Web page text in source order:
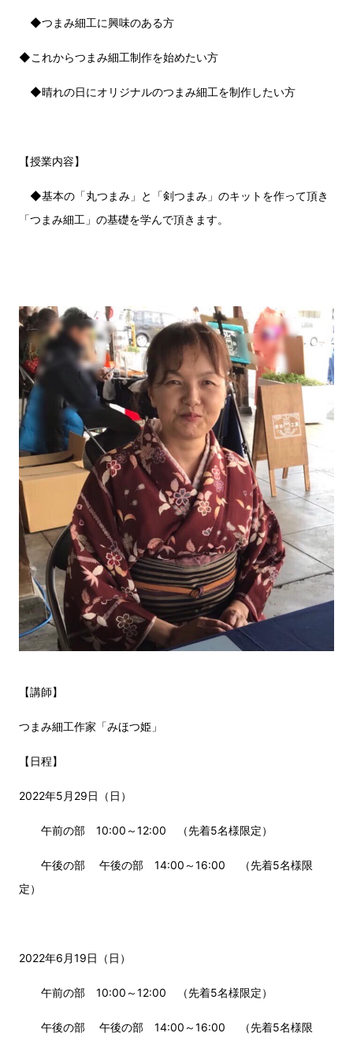
◆つまみ細工に興味のある方
◆これからつまみ細工制作を始めたい方
◆晴れの日にオリジナルのつまみ細工を制作したい方
【授業内容】
◆基本の「丸つまみ」と「剣つまみ」のキットを作って頂き
「つまみ細工」の基礎を学んで頂きます。
【講師】
つまみ細工作家「みほつ姫」
【日程】
2022年5月29日（日）
午前の部 10:00～12:00 （先着5名様限定）
午後の部 午後の部 14:00～16:00 （先着5名様限
定）
2022年6月19日（日）
午前の部 10:00～12:00 （先着5名様限定）
午後の部 午後の部 14:00～16:00 （先着5名様限